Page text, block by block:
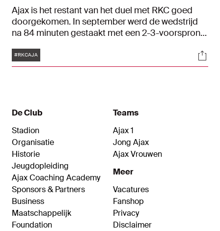
Ajax is het restant van het duel met RKC goed
doorgekomen. In september werd de wedstrijd
na 84 minuten gestaakt met een 2-3-voorsprong
het duel werd er niet meer gescoord. Bekijk hier
de samenvatting van de hele Eredivisie-wedstrijd.
Tags
#RKCAJA
De Club
Stadion
Organisatie
Historie
Jeugdopleiding
Ajax Coaching Academy
Sponsors & Partners
Business
Maatschappelijk
Foundation
Teams
Ajax 1
Jong Ajax
Ajax Vrouwen
Meer
Vacatures
Fanshop
Privacy
Disclaimer